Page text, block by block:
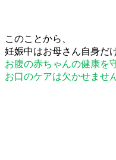
このことから、
妊娠中はお母さん自身だ
お腹の赤ちゃんの健康を
お口のケアは欠かせませ